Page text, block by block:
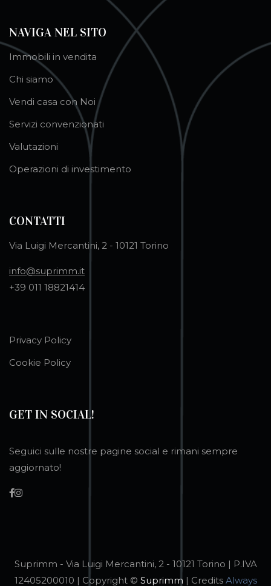
NAVIGA NEL SITO
Immobili in vendita
Chi siamo
Vendi casa con Noi
Servizi convenzionati
Valutazioni
Operazioni di investimento
CONTATTI
Via Luigi Mercantini, 2 - 10121 Torino
info@suprimm.it
+39 011 18821414
Privacy Policy
Cookie Policy
GET IN SOCIAL!
Seguici sulle nostre pagine social e rimani sempre
aggiornato!
Suprimm - Via Luigi Mercantini, 2 - 10121 Torino | P.IVA
12405200010 | Copyright © Suprimm | Credits Always